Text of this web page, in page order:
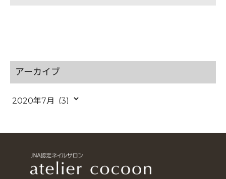
アーカイブ
ア